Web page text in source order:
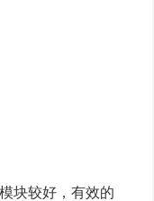
块较好，有效的